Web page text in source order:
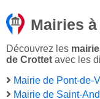
Mairies
Découvrez les
de Crottet avec les
Mairie de Pont-de-
Mairie de Saint-